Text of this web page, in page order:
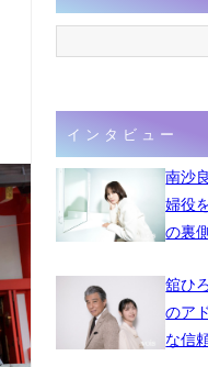
インタビュー
南沙
婦役
の裏
舘ひ
のア
な信